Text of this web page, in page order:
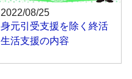
2022/08/25
身元引受支援を除く終活
生活支援の内容